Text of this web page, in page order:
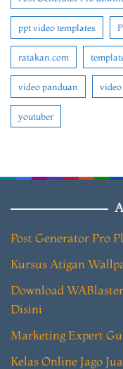
ppt video templates
ratakan.com
video panduan
youtuber
Post Generator Pro
Kursus Atigan
Download
Disini
Marketing Expert
Kelas Online Jago